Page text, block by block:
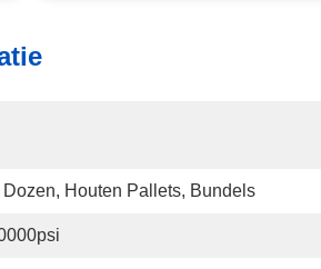
Dozen, Houten Pallets, Bundels